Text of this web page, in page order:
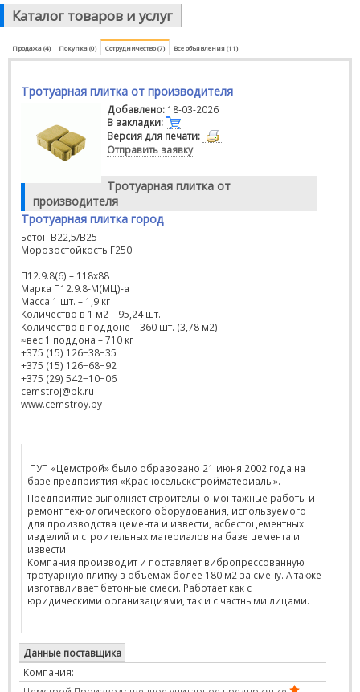
Каталог товаров и услуг
Продажа (4) Покупка (0) Сотрудничество (7) Все объявления (11)
Тротуарная плитка от производителя
Добавлено: 18-03-2026
В закладки:
Версия для печати:
Отправить заявку
Тротуарная плитка от
производителя
Тротуарная плитка город
Бетон В22,5/В25
Морозостойкость F250
П12.9.8(6) – 118х88
Марка П12.9.8-М(МЦ)-а
Масса 1 шт. – 1,9 кг
Количество в 1 м2 – 95,24 шт.
Количество в поддоне – 360 шт. (3,78 м2)
≈вес 1 поддона – 710 кг
+375 (15) 126−38−35
+375 (15) 126−68−92
+375 (29) 542−10−06
cemstroj@bk.ru
www.cemstroy.by
ПУП «Цемстрой» было образовано 21 июня 2002 года на
базе предприятия «Красносельскстройматериалы».
Предприятие выполняет строительно-монтажные работы и
ремонт технологического оборудования, используемого
для производства цемента и извести, асбестоцементных
изделий и строительных материалов на базе цемента и
извести.
Компания производит и поставляет вибропрессованную
тротуарную плитку в объемах более 180 м2 за смену. А также
изготавливает бетонные смеси. Работает как с
юридическими организациями, так и с частными лицами.
Данные поставщика
Компания: